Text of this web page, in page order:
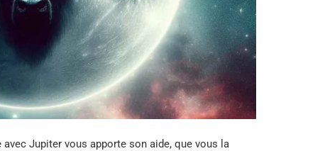
Jupiter vous apporte son aide, que vous la